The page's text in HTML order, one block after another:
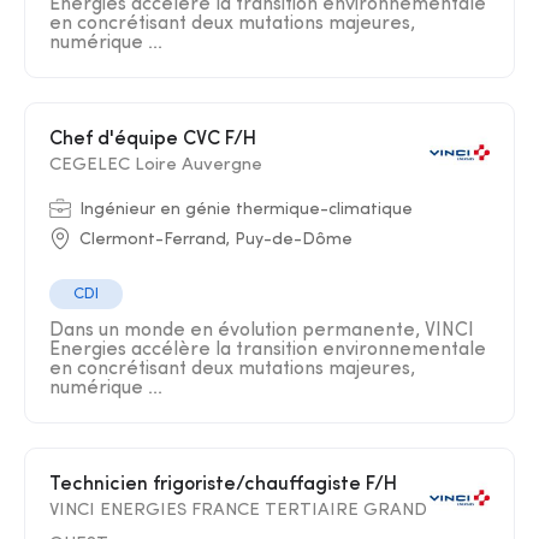
Energies accélère la transition environnementale
en concrétisant deux mutations majeures,
numérique ...
Chef d'équipe CVC F/H
CEGELEC Loire Auvergne
Ingénieur en génie thermique-climatique
Clermont-Ferrand, Puy-de-Dôme
CDI
Dans un monde en évolution permanente, VINCI
Energies accélère la transition environnementale
en concrétisant deux mutations majeures,
numérique ...
Technicien frigoriste/chauffagiste F/H
VINCI ENERGIES FRANCE TERTIAIRE GRAND